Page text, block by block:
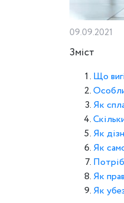
09.09.2021
Зміст
Що
Як
Як
Як
Як
Як